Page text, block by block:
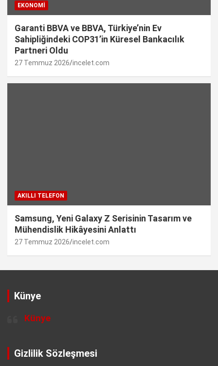
EKONOMI
Garanti BBVA ve BBVA, Türkiye’nin Ev
Sahipliğindeki COP31’in Küresel Bankacılık
Partneri Oldu
27 Temmuz 2026 incelet.com
AKILLI TELEFON
Samsung, Yeni Galaxy Z Serisinin Tasarım ve
Mühendislik Hikâyesini Anlattı
27 Temmuz 2026 incelet.com
Künye
Künye
Gizlilik Sözleşmesi